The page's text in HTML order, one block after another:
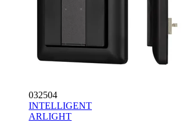
032504
INTELLIGENT
ARLIGHT